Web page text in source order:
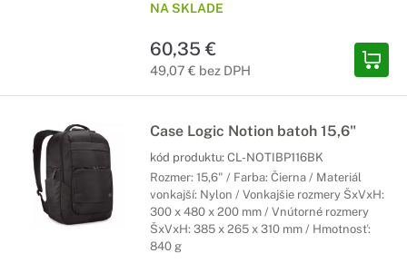
NA SKLADE
60,35 €
49,07 € bez DPH
Case Logic Notion batoh 15,6"
kód produktu: CL-NOTIBP116BK
Rozmer: 15,6" / Farba: Čierna / Materiál
vonkajší: Nylon / Vonkajšie rozmery ŠxVxH:
300 x 480 x 200 mm / Vnútorné rozmery
ŠxVxH: 385 x 265 x 310 mm / Hmotnosť:
840 g